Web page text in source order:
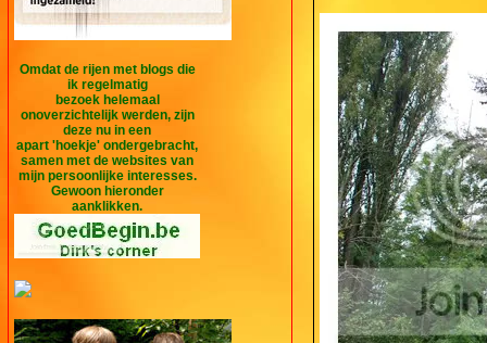
Omdat de rijen met blogs die
ik regelmatig
bezoek helemaal
onoverzichtelijk werden, zijn
deze nu in een
apart 'hoekje' ondergebracht,
samen met de websites van
mijn persoonlijke interesses.
Gewoon hieronder
aanklikken.